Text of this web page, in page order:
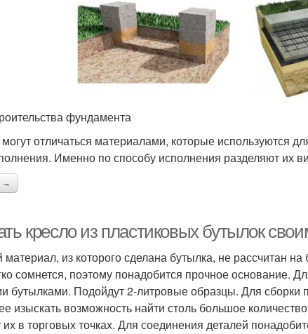
фундамента
отличаться материалами, которые используются
Именно по способу исполнения разделяют их
→
кресло из пластиковых бутылок
из которого сделана бутылка, не рассчитан
сомнется, поэтому понадобится прочное основание.
бутылками. Подойдут 2-литровые образцы. Для сборки
изыскать возможность найти столь большое
в торговых точках. Для соединения деталей